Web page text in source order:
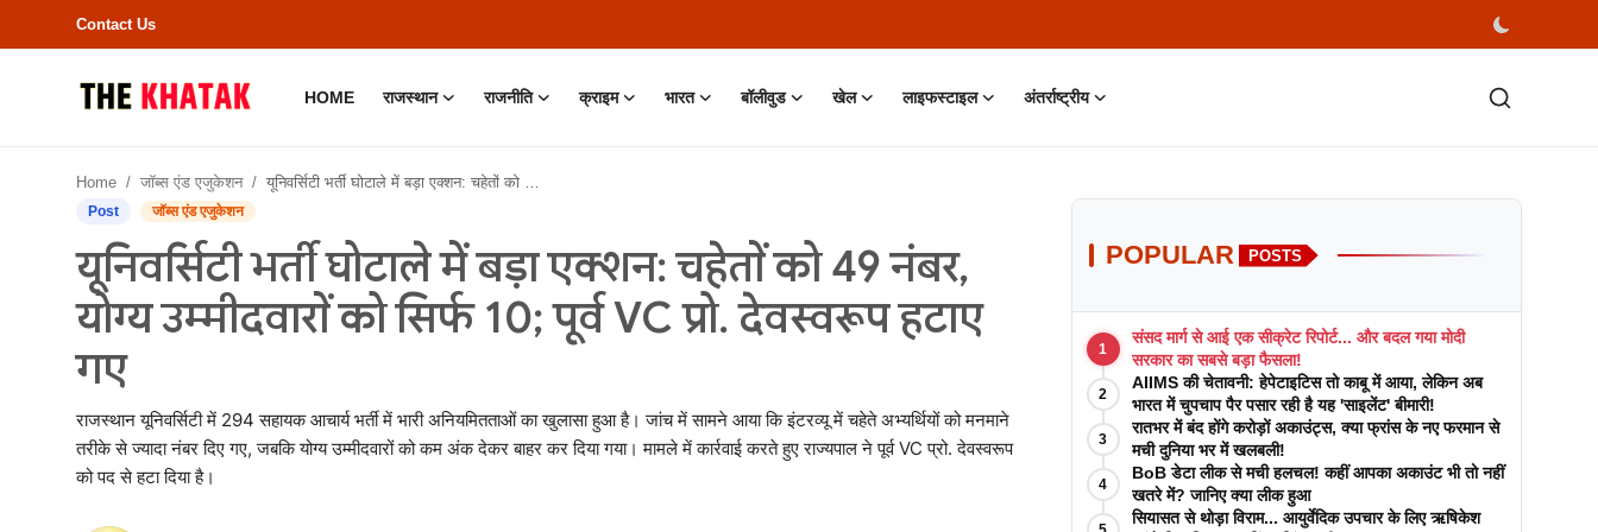
Contact Us
HOME राजस्थान राजनीति क्राइम भारत बॉलीवुड खेल लाइफस्टाइल अंतर्राष्ट्रीय
Contact Us
राजस्थान
राजनीति
Home जॉब्स एंड एजुकेशन यूनिवर्सिटी भर्ती घोटाले में बड़ा एक्शन: चहेतों को 49 नंबर, योग्य उम्मीदवारों को सिर्फ 10; पूर्व VC प्रो. देवस्वरूप हटाए गए
Post जॉब्स एंड एजुकेशन
यूनिवर्सिटी भर्ती घोटाले में बड़ा एक्शन: चहेतों को 49 नंबर,
योग्य उम्मीदवारों को सिर्फ 10; पूर्व VC प्रो. देवस्वरूप हटाए
गए
राजस्थान यूनिवर्सिटी में 294 सहायक आचार्य भर्ती में भारी अनियमितताओं का खुलासा हुआ है। जांच में सामने आया कि इंटरव्यू में चहेते अभ्यर्थियों को मनमाने
तरीके से ज्यादा नंबर दिए गए, जबकि योग्य उम्मीदवारों को कम अंक देकर बाहर कर दिया गया। मामले में कार्रवाई करते हुए राज्यपाल ने पूर्व VC प्रो. देवस्वरूप
को पद से हटा दिया है।
POPULAR POSTS
1
संसद मार्ग से आई एक सीक्रेट रिपोर्ट... और बदल गया मोदी
सरकार का सबसे बड़ा फैसला!
2
AIIMS की चेतावनी: हेपेटाइटिस तो काबू में आया, लेकिन अब
भारत में चुपचाप पैर पसार रही है यह 'साइलेंट' बीमारी!
3
रातभर में बंद होंगे करोड़ों अकाउंट्स, क्या फ्रांस के नए फरमान से
मची दुनिया भर में खलबली!
4
BoB डेटा लीक से मची हलचल! कहीं आपका अकाउंट भी तो नहीं
खतरे में? जानिए क्या लीक हुआ
सियासत से थोड़ा विराम... आयुर्वेदिक उपचार के लिए ऋषिकेश